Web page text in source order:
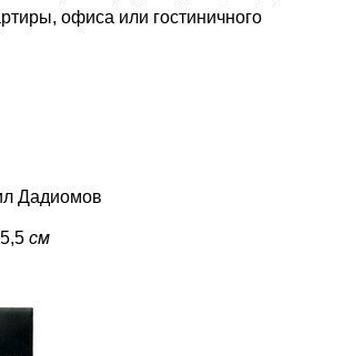
офиса или гостиничного
Дадиомов
см